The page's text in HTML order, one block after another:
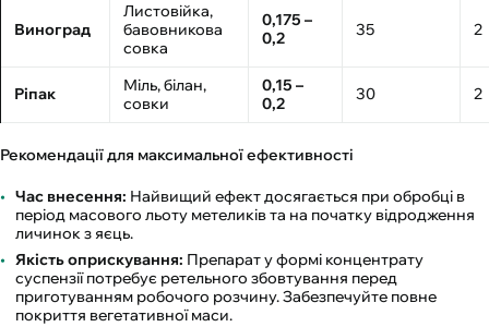
Виноград
Листовійка,
бавовникова
совка
0,175 –
0,2
35 2
Ріпак
Міль, білан,
совки
0,15 –
0,2
30 2
Рекомендації для максимальної ефективності
Час внесення: Найвищий ефект досягається при обробці в
період масового льоту метеликів та на початку відродження
личинок з яєць.
Якість оприскування: Препарат у формі концентрату
суспензії потребує ретельного збовтування перед
приготуванням робочого розчину. Забезпечуйте повне
покриття вегетативної маси.